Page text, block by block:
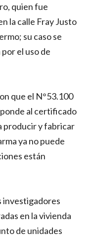
quien fue
la calle Fray Justo
su caso se
el uso de
que el N°53.100
al certificado
producir y fabricar
ya no puede
están
investigadores
en la vivienda
de unidades